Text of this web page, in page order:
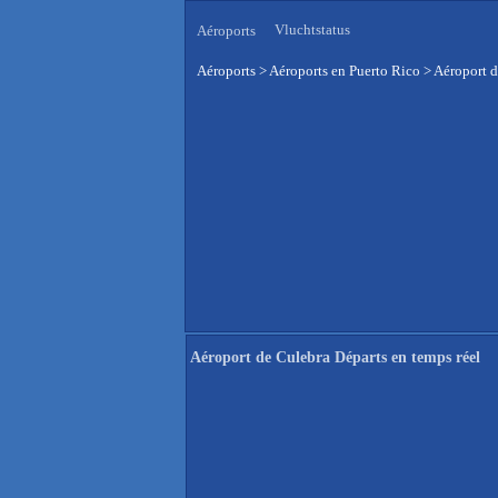
Aéroports Vluchtstatus
Aéroports >Aéroports en Puerto Rico >Aéroport
Aéroport de Culebra Départs en temps réel